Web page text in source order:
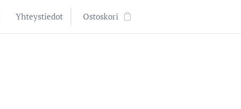
Yhteystiedot Ostoskori